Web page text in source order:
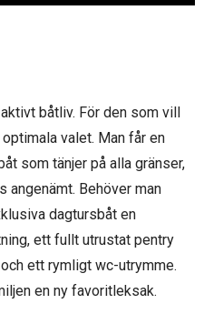
båtliv. För den som vill
valet. Man får en
som tänjer på alla gränser,
angenämt. Behöver man
dagtursbåt en
ett fullt utrustat pentry
ett rymligt wc-utrymme.
en ny favoritleksak.